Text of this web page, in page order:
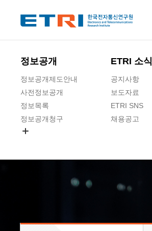
정보공개
정보공개제도안내
사전정보공개
정보목록
정보공개청구
ETRI 소식
공지사항
보도자료
ETRI SNS
채용공고